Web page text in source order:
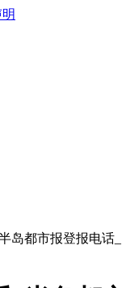
岛都市报登报电话_